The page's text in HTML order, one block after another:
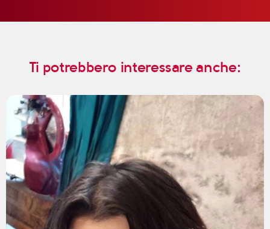
Ti potrebbero interessare anche: